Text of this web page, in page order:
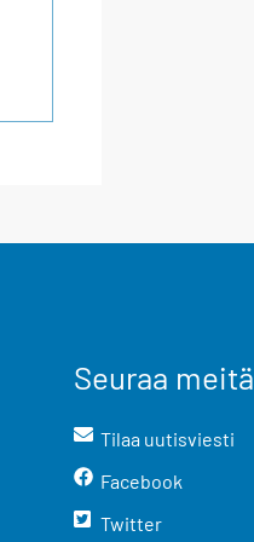
Seuraa meitä
Tilaa uutisviesti
Facebook
Twitter